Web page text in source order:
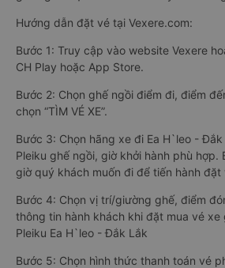
Hướng dẫn đặt vé tại Vexere.com:
Bước 1: Truy cập vào website Vexere
CH Play hoặc App Store.
Bước 2: Chọn ghế ngồi điểm đi, điểm
chọn “TÌM VÉ XE”.
Bước 3: Chọn hãng xe đi Ea H`leo -
Pleiku ghế ngồi, giờ khởi hành phù hợp.
giờ quý khách muốn đi để tiến hành đặt
Bước 4: Chọn vị trí/giường ghế, điểm
thông tin hành khách khi đặt mua vé xe
Pleiku Ea H`leo - Đắk Lắk
Bước 5: Chọn hình thức thanh toán vé